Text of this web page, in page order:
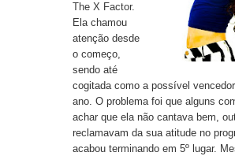
The X Factor.
Ela chamou
atenção desde
o começo,
sendo até
cogitada como a possível
ano. O problema foi que alguns
achar que ela não cantava bem,
reclamavam da sua atitude no
acabou terminando em 5º lugar.